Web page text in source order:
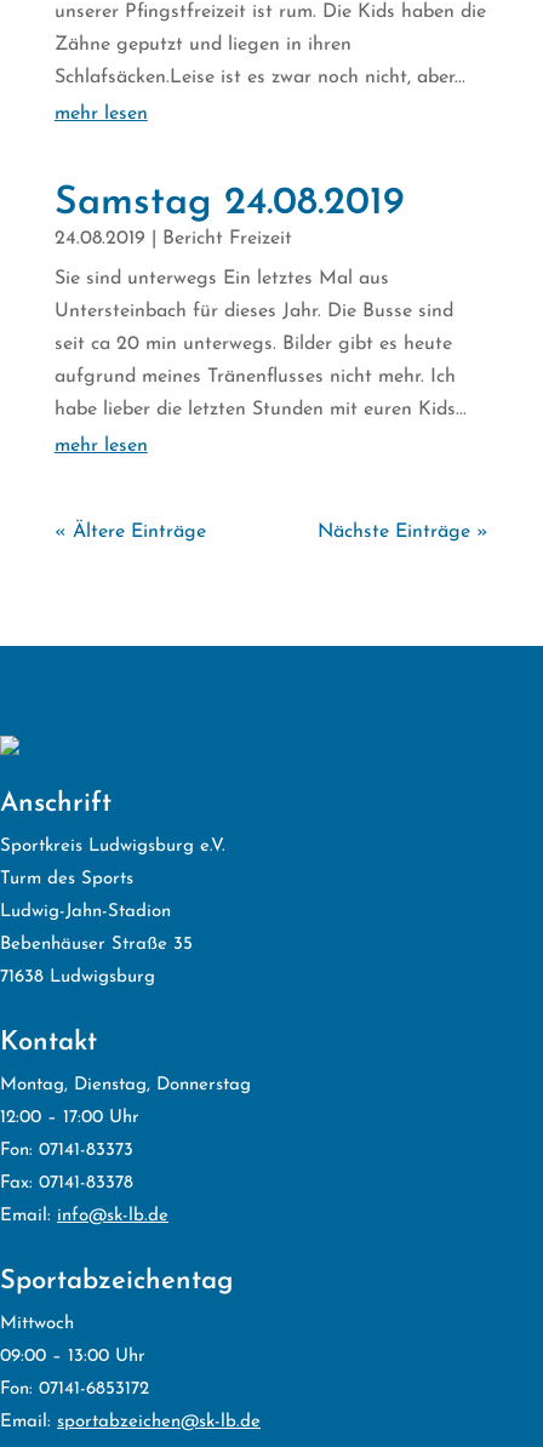
unserer Pfingstfreizeit ist rum. Die Kids haben die
Zähne geputzt und liegen in ihren
Schlafsäcken.Leise ist es zwar noch nicht, aber...
mehr lesen
Samstag 24.08.2019
24.08.2019 Bericht Freizeit
Sie sind unterwegs Ein letztes Mal aus
Untersteinbach für dieses Jahr. Die Busse sind
seit ca 20 min unterwegs. Bilder gibt es heute
aufgrund meines Tränenflusses nicht mehr. Ich
habe lieber die letzten Stunden mit euren Kids...
mehr lesen
« Ältere Einträge Nächste Einträge »
Anschrift
Sportkreis Ludwigsburg e.V.
Turm des Sports
Ludwig-Jahn-Stadion
Bebenhäuser Straße 35
71638 Ludwigsburg
Kontakt
Montag, Dienstag, Donnerstag
12:00 – 17:00 Uhr
Fon: 07141-83373
Fax: 07141-83378
Email: info@sk-lb.de
Sportabzeichentag
Mittwoch
09:00 – 13:00 Uhr
Fon: 07141-6853172
Email: sportabzeichen@sk-lb.de